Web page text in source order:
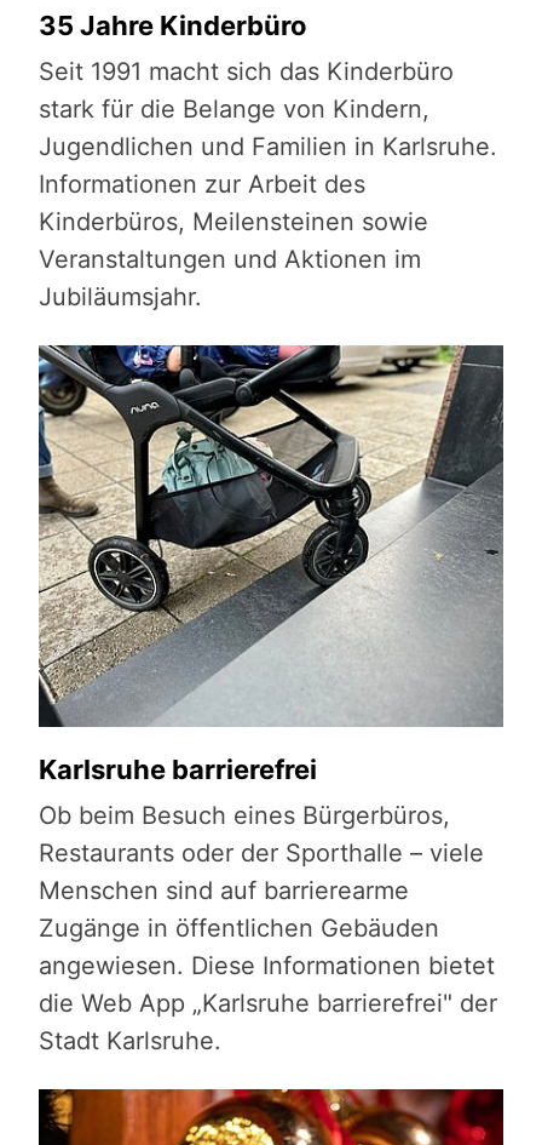
35 Jahre Kinderbüro
Seit 1991 macht sich das Kinderbüro
stark für die Belange von Kindern,
Jugendlichen und Familien in Karlsruhe.
Informationen zur Arbeit des
Kinderbüros, Meilensteinen sowie
Veranstaltungen und Aktionen im
Jubiläumsjahr.
Karlsruhe barrierefrei
Ob beim Besuch eines Bürgerbüros,
Restaurants oder der Sporthalle – viele
Menschen sind auf barrierearme
Zugänge in öffentlichen Gebäuden
angewiesen. Diese Informationen bietet
die Web App „Karlsruhe barrierefrei" der
Stadt Karlsruhe.